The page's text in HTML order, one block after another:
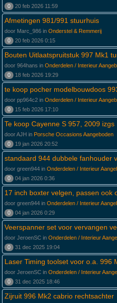
0
20 feb 2026 11:59
Afmetingen 981/991 stuurhuis
door Marc_986 in Onderstel & Remmerij
0
20 feb 2026 0:15
Bouten Uitlaatspruitstuk 997 Mk1
door 964hans in Onderdelen / Interieur
0
18 feb 2026 19:29
te koop pocher modelbouwdoos
door pp964c2 in Onderdelen / Interieur
0
15 feb 2026 17:10
Te koop Cayenne S 957, 2009 izgs
door AJH in Porsche Occasions Aangeboden
0
19 jan 2026 20:52
standaard 944 dubbele fanhouder
door green944 in Onderdelen / Interieur
0
04 jan 2026 0:36
17 inch boxter velgen, passen ook
door green944 in Onderdelen / Interieur
0
04 jan 2026 0:29
Veerspanner set voor vervangen
door JeroenSC in Onderdelen / Interieur
0
31 dec 2025 19:04
Laser Timing toolset voor o.a. 996
door JeroenSC in Onderdelen / Interieur
0
31 dec 2025 18:46
Zijruit 996 Mk2 cabrio rechtsachter